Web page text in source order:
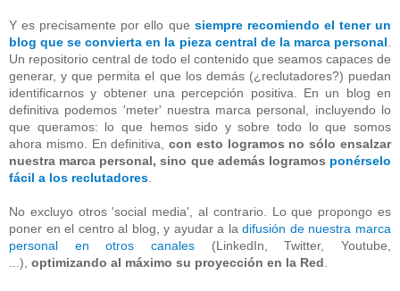
Y es precisamente por ello que siempre recomiendo el tener un
blog que se convierta en la pieza central de la marca personal.
Un repositorio central de todo el contenido que seamos capaces de
generar, y que permita el que los demás (¿reclutadores?) puedan
identificarnos y obtener una percepción positiva. En un blog en
definitiva podemos 'meter' nuestra marca personal, incluyendo lo
que queramos: lo que hemos sido y sobre todo lo que somos
ahora mismo. En definitiva,con esto logramos no sólo ensalzar
nuestra marca personal, sino que además logramos ponérselo
fácil a los reclutadores.
No excluyo otros 'social media', al contrario. Lo que propongo es
poner en el centro al blog, y ayudar a ladifusión de nuestra marca
personal en otros canales (LinkedIn, Twitter, Youtube,
...), optimizando al máximo su proyección en la Red.